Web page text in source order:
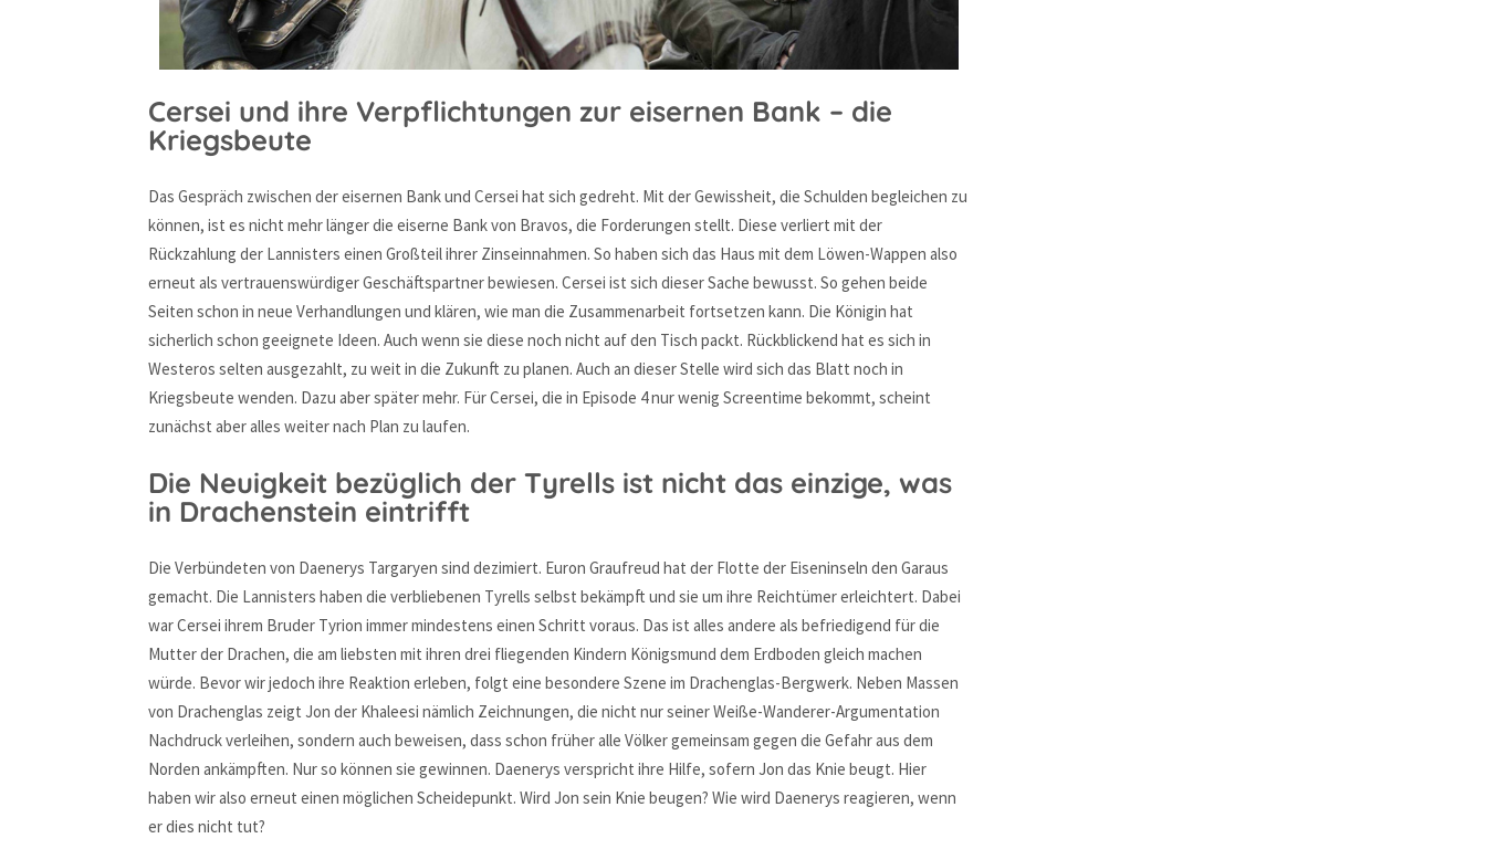
Cersei und ihre Verpflichtungen zur eisernen Bank – die
Kriegsbeute
Das Gespräch zwischen der eisernen Bank und Cersei hat sich gedreht. Mit der Gewissheit, die Schulden begleichen zu
können, ist es nicht mehr länger die eiserne Bank von Bravos, die Forderungen stellt. Diese verliert mit der
Rückzahlung der Lannisters einen Großteil ihrer Zinseinnahmen. So haben sich das Haus mit dem Löwen-Wappen also
erneut als vertrauenswürdiger Geschäftspartner bewiesen. Cersei ist sich dieser Sache bewusst. So gehen beide
Seiten schon in neue Verhandlungen und klären, wie man die Zusammenarbeit fortsetzen kann. Die Königin hat
sicherlich schon geeignete Ideen. Auch wenn sie diese noch nicht auf den Tisch packt. Rückblickend hat es sich in
Westeros selten ausgezahlt, zu weit in die Zukunft zu planen. Auch an dieser Stelle wird sich das Blatt noch in
Kriegsbeute wenden. Dazu aber später mehr. Für Cersei, die in Episode 4 nur wenig Screentime bekommt, scheint
zunächst aber alles weiter nach Plan zu laufen.
Die Neuigkeit bezüglich der Tyrells ist nicht das einzige, was
in Drachenstein eintrifft
Die Verbündeten von Daenerys Targaryen sind dezimiert. Euron Graufreud hat der Flotte der Eiseninseln den Garaus
gemacht. Die Lannisters haben die verbliebenen Tyrells selbst bekämpft und sie um ihre Reichtümer erleichtert. Dabei
war Cersei ihrem Bruder Tyrion immer mindestens einen Schritt voraus. Das ist alles andere als befriedigend für die
Mutter der Drachen, die am liebsten mit ihren drei fliegenden Kindern Königsmund dem Erdboden gleich machen
würde. Bevor wir jedoch ihre Reaktion erleben, folgt eine besondere Szene im Drachenglas-Bergwerk. Neben Massen
von Drachenglas zeigt Jon der Khaleesi nämlich Zeichnungen, die nicht nur seiner Weiße-Wanderer-Argumentation
Nachdruck verleihen, sondern auch beweisen, dass schon früher alle Völker gemeinsam gegen die Gefahr aus dem
Norden ankämpften. Nur so können sie gewinnen. Daenerys verspricht ihre Hilfe, sofern Jon das Knie beugt. Hier
haben wir also erneut einen möglichen Scheidepunkt. Wird Jon sein Knie beugen? Wie wird Daenerys reagieren, wenn
er dies nicht tut?